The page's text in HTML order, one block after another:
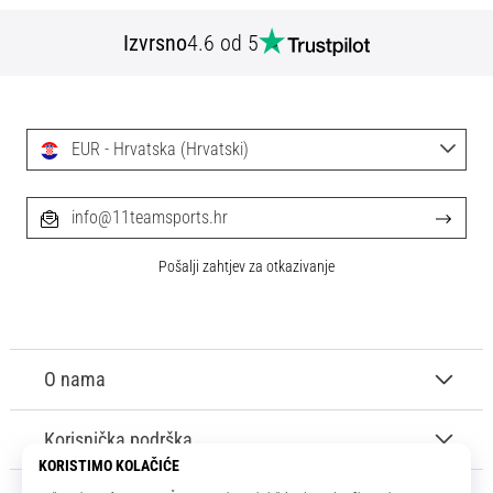
Izvrsno4.6 od 5
O nama
Korisnička podrška
EUR - Hrvatska (Hrvatski)
info@11teamsports.hr
Pošalji zahtjev za otkazivanje